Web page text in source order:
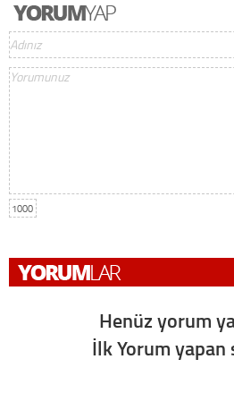
1000
Henüz yorum
İlk Yorum yapan